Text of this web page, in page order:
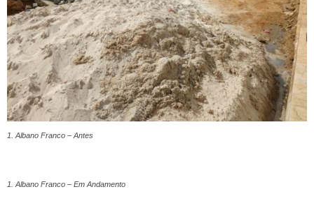
1. Albano Franco – Antes
1. Albano Franco – Em Andamento